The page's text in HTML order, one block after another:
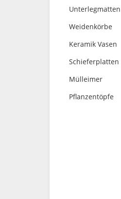
Unterlegmatten
Weidenkörbe
Keramik Vasen
Schieferplatten
Mülleimer
Pflanzentöpfe